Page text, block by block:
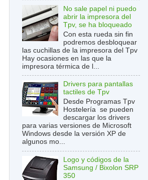
No sale papel ni puedo
abrir la impresora del
Tpv, se ha bloqueado
Con esta rueda sin fin
podremos desbloquear
las cuchillas de la impresora del Tpv
Hay ocasiones en las que la
impresora térmica de l...
Drivers para pantallas
tactiles de Tpv
Desde Programas Tpv
Hostelería se pueden
descargar los drivers
para varias versiones de Microsoft
Windows desde la versión XP de
algunos mo...
Logo y códigos de la
Samsung / Bixolon SRP
350